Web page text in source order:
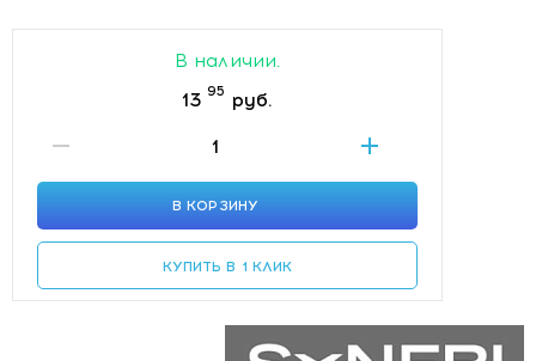
В наличии.
13 95 руб.
В КОРЗИНУ
КУПИТЬ В 1 КЛИК